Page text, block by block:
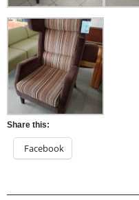
Share this:
Facebook